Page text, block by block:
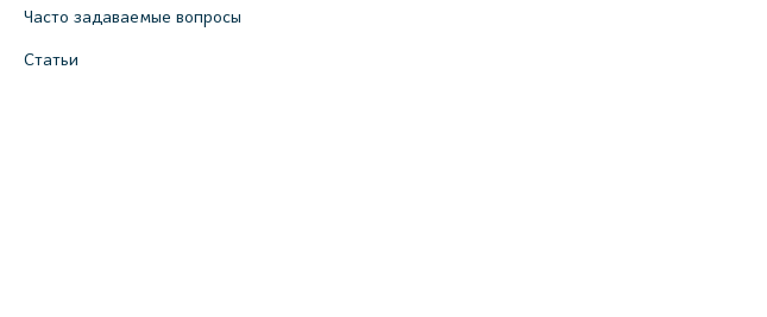
Часто задаваемые вопросы
Статьи